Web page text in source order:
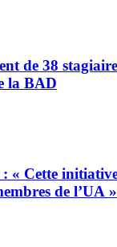
de 38
la BAD
« Cette
de l’UA